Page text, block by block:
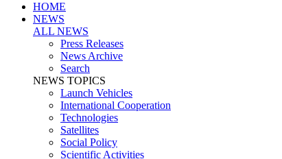
HOME
NEWS
ALL NEWS
Press Releases
News Archive
Search
NEWS TOPICS
Launch Vehicles
International Cooperation
Technologies
Satellites
Social Policy
Scientific Activities